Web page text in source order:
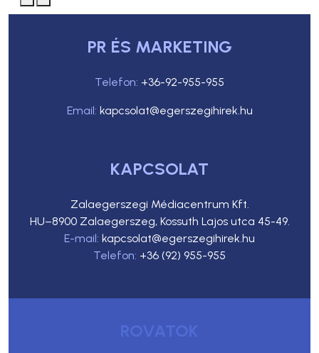
PR ÉS MARKETING
Telefon: +36-92-955-955
Email: kapcsolat@egerszegihirek.hu
KAPCSOLAT
Zalaegerszegi Médiacentrum Kft.
HU–8900 Zalaegerszeg, Kossuth Lajos utca 45-49.
E-mail: kapcsolat@egerszegihirek.hu
Telefon: +36 (92) 955-955
ROVATOK